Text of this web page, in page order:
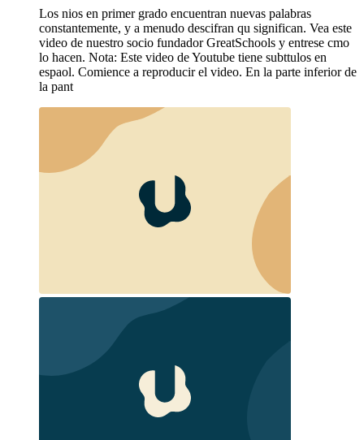
Los nios en primer grado encuentran nuevas palabras
constantemente, y a menudo descifran qu significan. Vea este
video de nuestro socio fundador GreatSchools y entrese cmo
lo hacen. Nota: Este video de Youtube tiene subttulos en
espaol. Comience a reproducir el video. En la parte inferior de
la pant